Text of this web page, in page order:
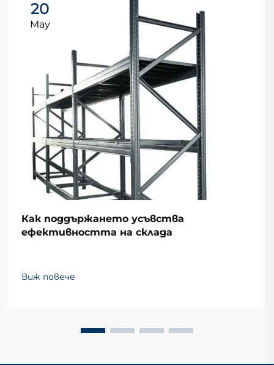
20
May
Как поддържането усъвства
ефективността на склада
Виж повече